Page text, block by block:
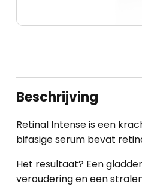
Beschrijving
Retinal Intense is een
bifasige serum bevat
Het resultaat? Een
veroudering en een